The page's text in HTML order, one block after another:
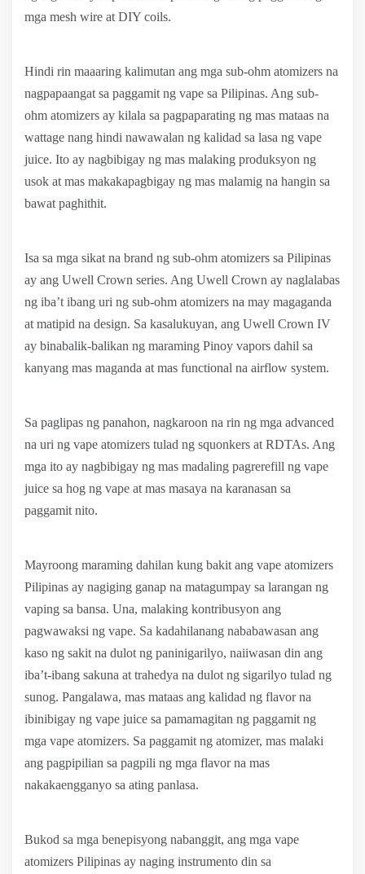
mga mesh wire at DIY coils.
Hindi rin maaaring kalimutan ang mga sub-ohm atomizers na
nagpapaangat sa paggamit ng vape sa Pilipinas. Ang sub-
ohm atomizers ay kilala sa pagpaparating ng mas mataas na
wattage nang hindi nawawalan ng kalidad sa lasa ng vape
juice. Ito ay nagbibigay ng mas malaking produksyon ng
usok at mas makakapagbigay ng mas malamig na hangin sa
bawat paghithit.
Isa sa mga sikat na brand ng sub-ohm atomizers sa Pilipinas
ay ang Uwell Crown series. Ang Uwell Crown ay naglalabas
ng iba’t ibang uri ng sub-ohm atomizers na may magaganda
at matipid na design. Sa kasalukuyan, ang Uwell Crown IV
ay binabalik-balikan ng maraming Pinoy vapors dahil sa
kanyang mas maganda at mas functional na airflow system.
Sa paglipas ng panahon, nagkaroon na rin ng mga advanced
na uri ng vape atomizers tulad ng squonkers at RDTAs. Ang
mga ito ay nagbibigay ng mas madaling pagrerefill ng vape
juice sa hog ng vape at mas masaya na karanasan sa
paggamit nito.
Mayroong maraming dahilan kung bakit ang vape atomizers
Pilipinas ay nagiging ganap na matagumpay sa larangan ng
vaping sa bansa. Una, malaking kontribusyon ang
pagwawaksi ng vape. Sa kadahilanang nababawasan ang
kaso ng sakit na dulot ng paninigarilyo, naiiwasan din ang
iba’t-ibang sakuna at trahedya na dulot ng sigarilyo tulad ng
sunog. Pangalawa, mas mataas ang kalidad ng flavor na
ibinibigay ng vape juice sa pamamagitan ng paggamit ng
mga vape atomizers. Sa paggamit ng atomizer, mas malaki
ang pagpipilian sa pagpili ng mga flavor na mas
nakakaengganyo sa ating panlasa.
Bukod sa mga benepisyong nabanggit, ang mga vape
atomizers Pilipinas ay naging instrumento din sa